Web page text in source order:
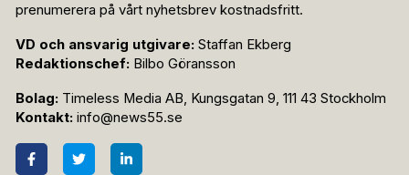
prenumerera på vårt nyhetsbrev kostnadsfritt.
VD och ansvarig utgivare: Staffan Ekberg
Redaktionschef: Bilbo Göransson
Bolag: Timeless Media AB, Kungsgatan 9, 111 43 Stockholm
Kontakt: info@news55.se